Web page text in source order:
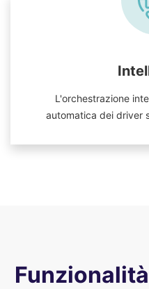
L'orchestrazione
automatica dei driver